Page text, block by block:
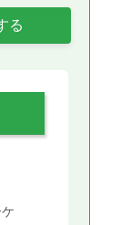
る